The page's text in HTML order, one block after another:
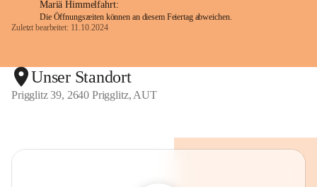
Mariä Himmelfahrt:
Die Öffnungszeiten können an diesem Feiertag abweichen.
Zuletzt bearbeitet: 11.10.2024
Unser Standort
Prigglitz 39, 2640 Prigglitz, AUT